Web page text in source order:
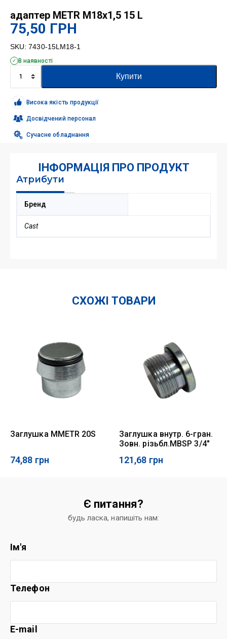
адаптер METR M18x1,5 15 L
75,50 ГРН
SKU: 7430-15LM18-1
В наявності
METR
M18x1,5
15
L
кількість
Купити
Висока якість продукції
Досвідчений персонал
Сучасне обладнання
ІНФОРМАЦІЯ ПРО ПРОДУКТ
Атрибути
Бренд
Cast
СХОЖІ ТОВАРИ
Заглушка MMETR 20S
74,88 грн
Заглушка внутр. 6-гран.
Зовн. різьбл.MBSP 3/4"
121,68 грн
Є питання?
будь ласка, напишіть нам:
Ім'я
Телефон
E-mail